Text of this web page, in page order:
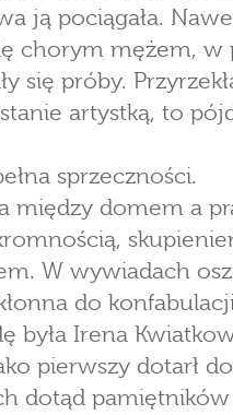
ją pociągała.
chorym mężem, w
się próby.
artystką, to
sprzeczności.
między domem a
W wywiadach
do
była Irena
pierwszy dotarł
dotąd pamiętników